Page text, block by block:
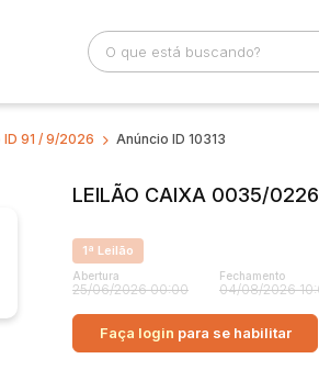
Categoria
ID 91 / 9/2026 Anúncio ID 10313
LEILÃO CAIXA 0035/
1ª Leilão
Abertura
25/06/2026 00:00
Fechamento
04/08/2026
Faça login para se habilitar